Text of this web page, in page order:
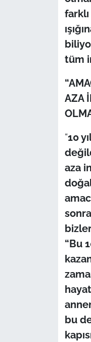
tüm
AZA
“10
aza
“Bu
bu
Bilim Teknoloji
English News
Canlı Maç
Gündem-